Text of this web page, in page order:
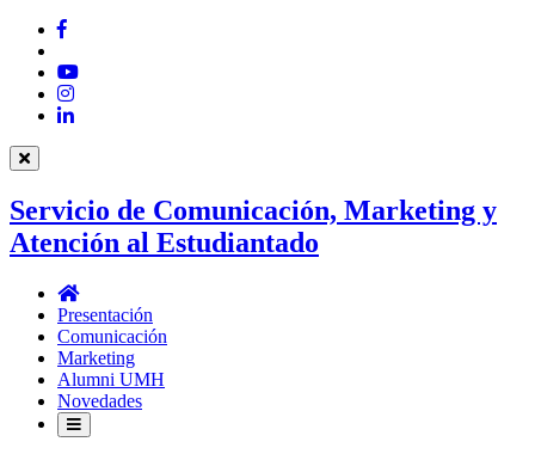
Facebook
YouTube
Instagram
LinkedIn
Servicio de Comunicación, Marketing y
Atención al Estudiantado
Servicio
de
Comunicación,
Marketing
y
Atención
al
Estudiantado
Presentación
Comunicación
Marketing
Alumni UMH
Novedades